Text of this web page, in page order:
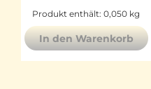
Produkt enthält: 0,050 kg
In den Warenkorb